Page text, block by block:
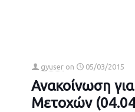
gyuser on 05/03/2015
Ανακοίνωση
Μετοχών